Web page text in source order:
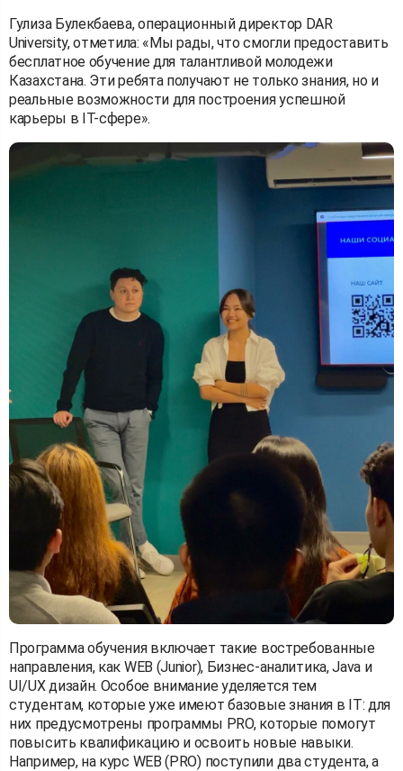
Гулиза Булекбаева, операционный директор DAR
University, отметила: «Мы рады, что смогли предоставить
бесплатное обучение для талантливой молодежи
Казахстана. Эти ребята получают не только знания, но и
реальные возможности для построения успешной
карьеры в IT-сфере».
Программа обучения включает такие востребованные
направления, как WEB (Junior), Бизнес-аналитика, Java и
UI/UX дизайн. Особое внимание уделяется тем
студентам, которые уже имеют базовые знания в IT: для
них предусмотрены программы PRO, которые помогут
повысить квалификацию и освоить новые навыки.
Например, на курс WEB (PRO) поступили два студента, а